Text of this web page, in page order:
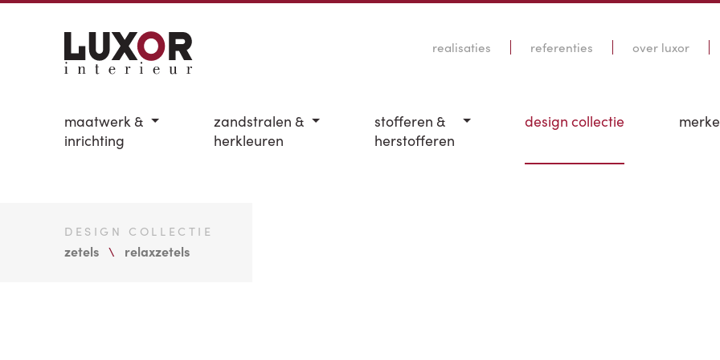
realisaties referenties over luxor
maatwerk &
inrichting
zandstralen &
herkleuren
stofferen &
herstofferen
design collectie
DESIGN COLLECTIE
zetels relaxzetels